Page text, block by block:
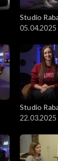
Studio
05.04.2025
Studio
22.03.2025